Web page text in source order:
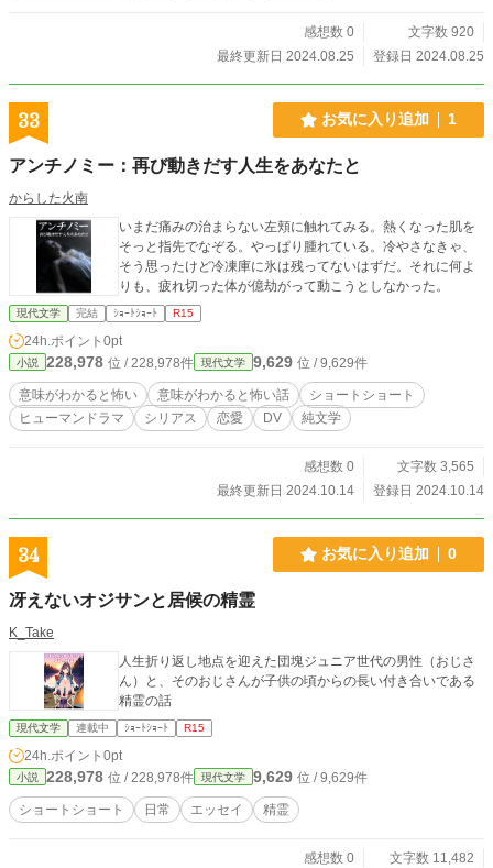
感想数 0
文字数 920
最終更新日 2024.08.25
登録日 2024.08.25
33 お気に入り追加 1
アンチノミー：再び動きだす人生をあなたと
からした火南
いまだ痛みの治まらない左頬に触れてみる。熱くなった肌を
そっと指先でなぞる。やっぱり腫れている。冷やさなきゃ、
そう思ったけど冷凍庫に氷は残ってないはずだ。それに何よ
りも、疲れ切った体が億劫がって動こうとしなかった。
現代文学 完結 ｼｮｰﾄｼｮｰﾄ R15
24h.ポイント 0pt
小説 228,978 位 / 228,978件 現代文学 9,629 位 / 9,629件
意味がわかると怖い 意味がわかると怖い話
ショートショート
ヒューマンドラマ
シリアス 恋愛 DV 純文学
感想数 0
文字数 3,565
最終更新日 2024.10.14
登録日 2024.10.14
34 お気に入り追加 0
冴えないオジサンと居候の精霊
K_Take
人生折り返し地点を迎えた団塊ジュニア世代の男性（おじさ
ん）と、そのおじさんが子供の頃からの長い付き合いである
精霊の話
現代文学 連載中 ｼｮｰﾄｼｮｰﾄ R15
24h.ポイント 0pt
小説 228,978 位 / 228,978件 現代文学 9,629 位 / 9,629件
ショートショート 日常 エッセイ 精霊
感想数 0
文字数 11,482